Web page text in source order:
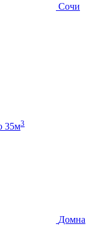
Сочи
35м3
Домна